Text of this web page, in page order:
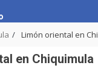
Limón oriental en
en Chiquimula